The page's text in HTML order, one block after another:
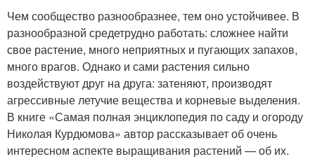
Чем сообщество разнообразнее, тем оно устойчивее. В
разнообразной средетрудно работать: сложнее найти
свое растение, много неприятных и пугающих запахов,
много врагов. Однако и сами растения сильно
воздействуют друг на друга: затеняют, производят
агрессивные летучие вещества и корневые выделения.
В книге «Самая полная энциклопедия по саду и огороду
Николая Курдюмова» автор рассказывает об очень
интересном аспекте выращивания растений — об их.